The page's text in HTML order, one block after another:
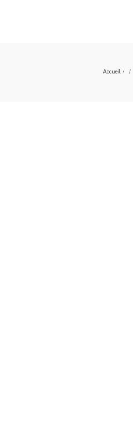
Accueil / /